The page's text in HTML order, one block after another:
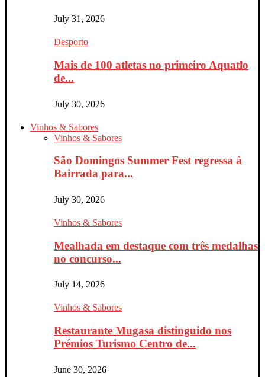
July 31, 2026
Desporto
Mais de 100 atletas no primeiro Aquatlo
de...
July 30, 2026
Vinhos & Sabores
Vinhos & Sabores
São Domingos Summer Fest regressa à
Bairrada para...
July 30, 2026
Vinhos & Sabores
Mealhada em destaque com três medalhas
no concurso...
July 14, 2026
Vinhos & Sabores
Restaurante Mugasa distinguido nos
Prémios Turismo Centro de...
June 30, 2026